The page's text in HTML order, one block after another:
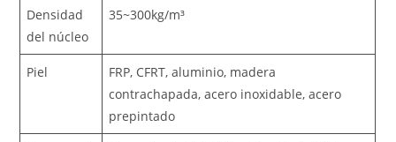
Densidad
del núcleo
35~300kg/m³
Piel
FRP, CFRT, aluminio, madera
contrachapada, acero inoxidable, acero
prepintado